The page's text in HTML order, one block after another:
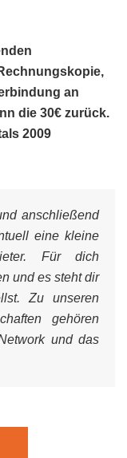
an
die 30€ zurück.
2009
anschließend
eine kleine
Für dich
und es steht dir
Zu unseren
gehören
und das